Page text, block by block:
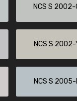
NCS S 2002-
NCS S 2002-
NCS S 2005-